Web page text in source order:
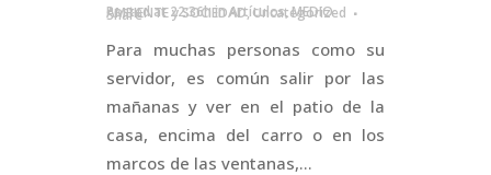
Posted at 22:36hinArtículos,
MEDIO AMBIENTE y SOCIEDAD,Uncategorized
Share
Para muchas personas como su
servidor, es común salir por las
mañanas y ver en el patio de la
casa, encima del carro o en los
marcos de las ventanas,...